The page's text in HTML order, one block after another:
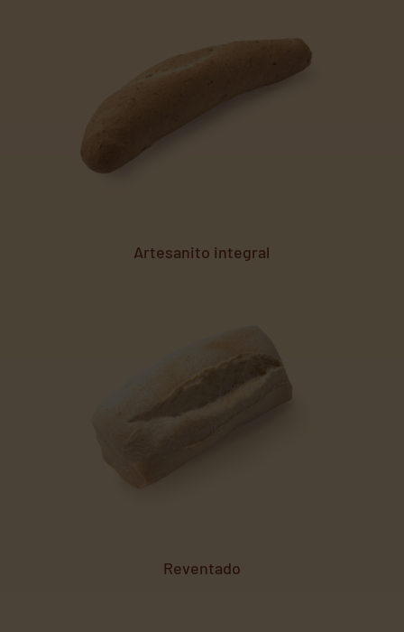
Artesanito integral
Reventado